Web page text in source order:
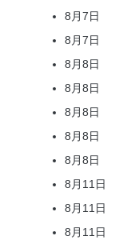
8月7日
8月7日
8月8日
8月8日
8月8日
8月8日
8月8日
8月11日
8月11日
8月11日